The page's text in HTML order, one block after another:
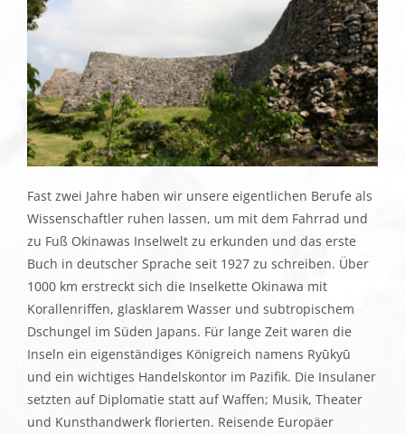
Fast zwei Jahre haben wir unsere eigentlichen Berufe als
Wissenschaftler ruhen lassen, um mit dem Fahrrad und
zu Fuß Okinawas Inselwelt zu erkunden und das erste
Buch in deutscher Sprache seit 1927 zu schreiben. Über
1000 km erstreckt sich die Inselkette Okinawa mit
Korallenriffen, glasklarem Wasser und subtropischem
Dschungel im Süden Japans. Für lange Zeit waren die
Inseln ein eigenständiges Königreich namens Ryūkyū
und ein wichtiges Handelskontor im Pazifik. Die Insulaner
setzten auf Diplomatie statt auf Waffen; Musik, Theater
und Kunsthandwerk florierten. Reisende Europäer